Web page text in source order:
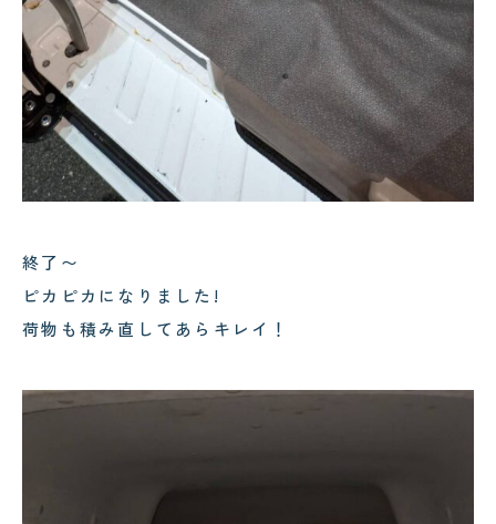
終了〜
ピカピカになりました!
荷物も積み直してあらキレイ！